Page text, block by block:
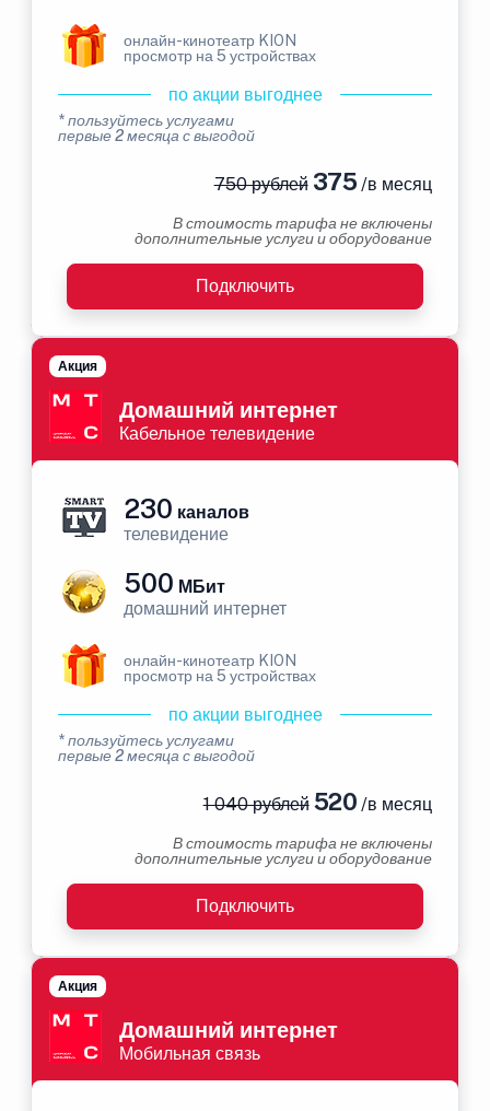
онлайн-кинотеатр KION
просмотр на 5 устройствах
по акции выгоднее
* пользуйтесь услугами
первые 2 месяца с выгодой
750 рублей375 /в месяц
В стоимость тарифа не включены
дополнительные услуги и оборудование
Подключить
Домашний интернет
Кабельное телевидение
Акция
230 каналов
телевидение
500 МБит
домашний интернет
онлайн-кинотеатр KION
просмотр на 5 устройствах
по акции выгоднее
* пользуйтесь услугами
первые 2 месяца с выгодой
1 040 рублей520 /в месяц
В стоимость тарифа не включены
дополнительные услуги и оборудование
Подключить
Домашний интернет
Мобильная связь
Акция